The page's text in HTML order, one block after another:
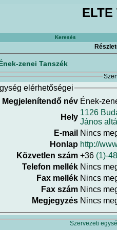
Keresés
zenei Tanszék
elérhetőségei
Megjelenítendő név Ének-
Hely
1126
János
E-mail Nincs
Honlap http://
Közvetlen szám +36 (1)-
Telefon mellék Nincs
Fax mellék Nincs
Fax szám Nincs
Megjegyzés Nincs
Szervezeti